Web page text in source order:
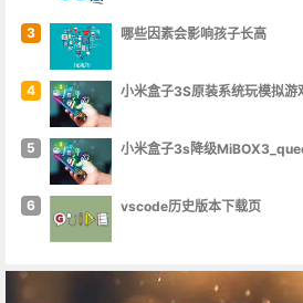
3
哪些因素会影响孩子长高
4
小米盒子3S原装系统玩模拟游
5
小米盒子3s降级
6
vscode历史版本下载页